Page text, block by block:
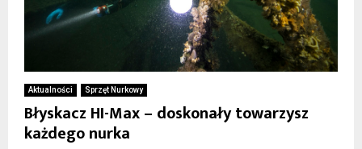
Aktualności Sprzęt Nurkowy
Błyskacz HI-Max – doskonały towarzysz
każdego nurka